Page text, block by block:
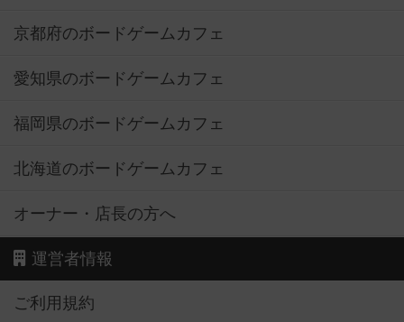
京都府のボードゲームカフェ
愛知県のボードゲームカフェ
福岡県のボードゲームカフェ
北海道のボードゲームカフェ
オーナー・店長の方へ
運営者情報
ご利用規約